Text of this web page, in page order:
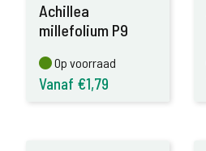
Achillea
millefolium P9
Op voorraad
Op voorraad
Vanaf €1,79